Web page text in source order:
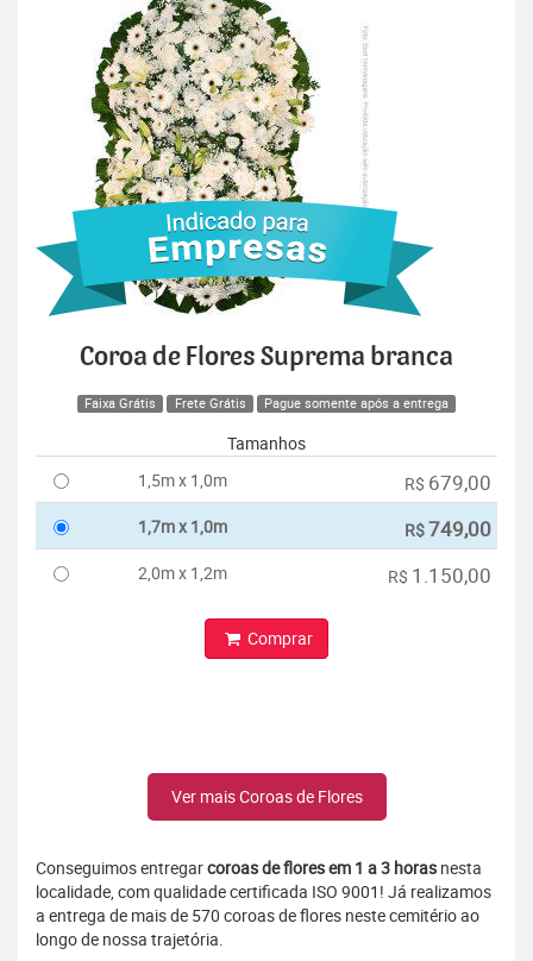
Coroa de Flores Suprema branca
Faixa Grátis Frete Grátis Pague somente após a entrega
Tamanhos
1,5m x 1,0m
R$ 679,00
1,7m x 1,0m R$749,00
2,0m x 1,2m R$ 1.150,00
Comprar
Ver mais Coroas de Flores
Conseguimos entregarcoroas de flores em 1 a 3 horas nesta
localidade, com qualidade certificada ISO 9001! Já realizamos
a entrega de mais de 570 coroas de flores neste cemitério ao
longo de nossa trajetória.